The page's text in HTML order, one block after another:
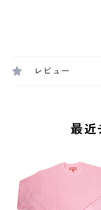
レビュー
最近